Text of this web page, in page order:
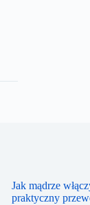
Jak mądrze
praktyczny